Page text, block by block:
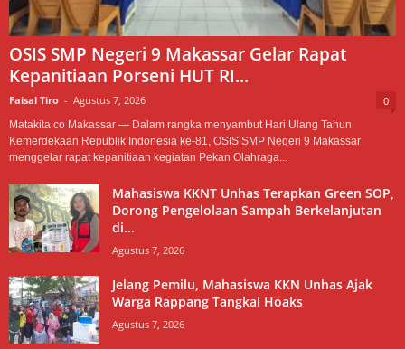
OSIS SMP Negeri 9 Makassar Gelar Rapat
Kepanitiaan Porseni HUT RI...
Faisal Tiro - Agustus 7, 2026 0
Matakita.co Makassar — Dalam rangka menyambut Hari Ulang Tahun
Kemerdekaan Republik Indonesia ke-81, OSIS SMP Negeri 9 Makassar
menggelar rapat kepanitiaan kegiatan Pekan Olahraga...
Mahasiswa KKNT Unhas Terapkan Green SOP,
Dorong Pengelolaan Sampah Berkelanjutan
di...
Agustus 7, 2026
Jelang Pemilu, Mahasiswa KKN Unhas Ajak
Warga Rappang Tangkal Hoaks
Agustus 7, 2026